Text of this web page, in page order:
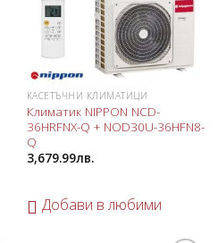
КАСЕТЪЧНИ КЛИМАТИЦИ
Климатик NIPPON NCD-
36HRFNX-Q + NOD30U-36HFN8-
Q
3,679.99лв.
Добави в любими